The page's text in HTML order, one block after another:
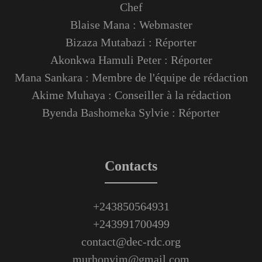
Chef
Blaise Mana : Webmaster
Bizaza Mutabazi : Réporter
Akonkwa Hamuli Peter : Réporter
Mana Sankara : Membre de l'équipe de rédaction
Akime Muhaya : Conseiller à la rédaction
Byenda Bashomeka Sylvie : Réporter
Contacts
+243850564931
+243991700499
contact@dec-rdc.org
murhonyim@gmail.com